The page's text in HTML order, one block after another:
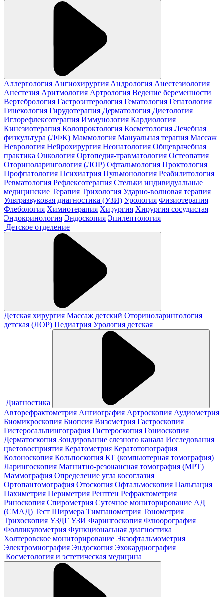
Аллергология Ангиохирургия Андрология Анестезиология
Анестезия Аритмология Артрология Ведение беременности
Вертебрология Гастроэнтерология Гематология Гепатология
Гинекология Гирудотерапия Дерматология Диетология
Иглорефлексотерапия Иммунология Кардиология
Кинезиотерапия Колопроктология Косметология Лечебная
физкультура (ЛФК) Маммология Мануальная терапия Массаж
Неврология Нейрохирургия Неонатология Общеврачебная
практика Онкология Ортопедия-травматология Остеопатия
Оториноларингология (ЛОР) Офтальмология Проктология
Профпатология Психиатрия Пульмонология Реабилитология
Ревматология Рефлексотерапия Стельки индивидуальные
медицинские Терапия Трихология Ударно-волновая терапия
Ультразвуковая диагностика (УЗИ) Урология Физиотерапия
Флебология Химиотерапия Хирургия Хирургия сосудистая
Эндокринология Эндоскопия Эпилептология
Детское отделение
Детская хирургия Массаж детский Оториноларингология
детская (ЛОР) Педиатрия Урология детская
Диагностика
Авторефрактометрия Ангиография Артроскопия Аудиометрия
Биомикроскопия Биопсия Визометрия Гастроскопия
Гистеросальпингография Гистероскопия Гониоскопия
Дерматоскопия Зондирование слезного канала Исследования
цветовосприятия Кератометрия Кератотопография
Колоноскопия Кольпоскопия КТ (компьютерная томография)
Ларингоскопия Магнитно-резонансная томография (МРТ)
Маммография Определение угла косоглазия
Ортопантомография Отоскопия Офтальмоскопия Пальпация
Пахиметрия Периметрия Рентген Рефрактометрия
Риноскопия Спирометрия Суточное мониторирование АД
(СМАД) Тест Ширмера Тимпанометрия Тонометрия
Трихоскопия УЗДГ УЗИ Фарингоскопия Флюорография
Фолликулометрия Функциональная диагностика
Холтеровское мониторирование Экзофтальмометрия
Электромиография Эндоскопия Эхокардиография
Косметология и эстетическая медицина